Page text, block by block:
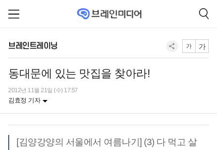
브레인트레이닝 가 가
동대문에 있는 맛집을 찾아라!
2012년 11월 21일 (수) 17:57
김효정 기자
[김양강양의 서울에서 여름나기] (3) 다 먹고 살